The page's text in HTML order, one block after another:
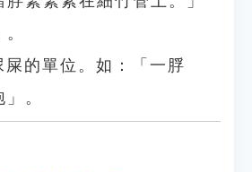
的單位。如：「一脬
。